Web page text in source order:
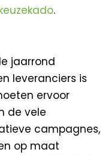
.
jaarrond
leveranciers is
ervoor
de vele
campagnes,
op maat